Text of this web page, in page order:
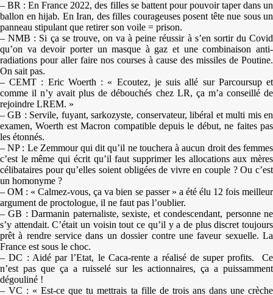
– BR : En France 2022, des filles se battent pour pouvoir taper dans un
ballon en hijab. En Iran, des filles courageuses posent tête nue sous un
panneau stipulant que retirer son voile = prison.
– NMB : Si ça se trouve, on va à peine réussir à s’en sortir du Covid
qu’on va devoir porter un masque à gaz et une combinaison anti-
radiations pour aller faire nos courses à cause des missiles de Poutine.
On sait pas.
– CEMT : Eric Woerth : « Ecoutez, je suis allé sur Parcoursup et
comme il n’y avait plus de débouchés chez LR, ça m’a conseillé de
rejoindre LREM. »
– GB : Servile, fuyant, sarkozyste, conservateur, libéral et multi mis en
examen, Woerth est Macron compatible depuis le début, ne faites pas
les étonnés.
– NP : Le Zemmour qui dit qu’il ne touchera à aucun droit des femmes
c’est le même qui écrit qu’il faut supprimer les allocations aux mères
célibataires pour qu’elles soient obligées de vivre en couple ? Ou c’est
un homonyme ?
– OM : « Calmez-vous, ça va bien se passer » a été élu 12 fois meilleur
argument de proctologue, il ne faut pas l’oublier.
– GB : Darmanin paternaliste, sexiste, et condescendant, personne ne
s’y attendait. C’était un voisin tout ce qu’il y a de plus discret toujours
prêt à rendre service dans un dossier contre une faveur sexuelle. La
France est sous le choc.
– DC : Aidé par l’Etat, le Caca-rente a réalisé de super profits. Ce
n’est pas que ça a ruisselé sur les actionnaires, ça a puissamment
dégouliné !
– VC : « Est-ce que tu mettrais ta fille de trois ans dans une crèche